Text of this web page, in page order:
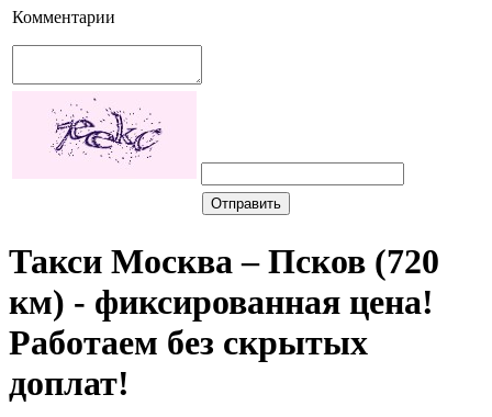
Комментарии
Такси Москва – Псков (720
км) - фиксированная цена!
Работаем без скрытых
доплат!